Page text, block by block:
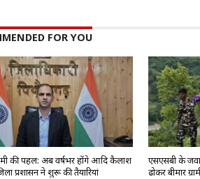
FOR YOU
की पहल: अब वर्षभर होंगे आदि कैलाश
प्रशासन ने शुरू की तैयारियां
एसएसबी के
ढोकर बीमार